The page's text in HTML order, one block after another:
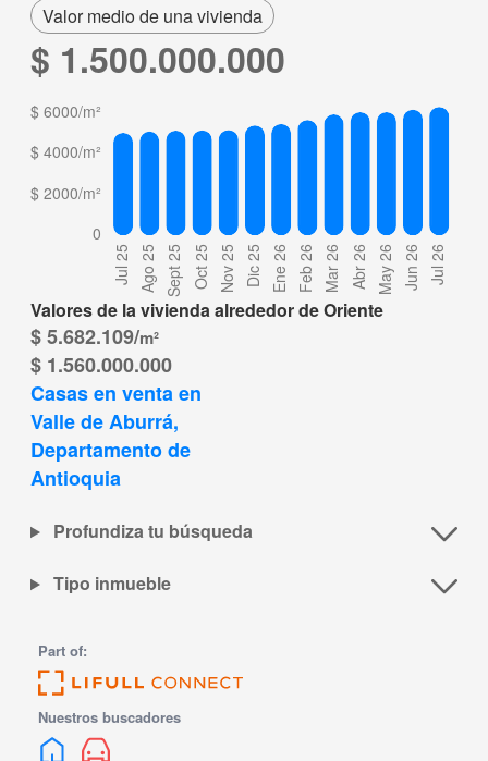
Valor medio de una vivienda
$ 1.500.000.000
Valores de la vivienda alrededor de Oriente
$ 1.560.000.000
$ 5.682.109/m²
Casas en venta en
Valle de Aburrá,
Departamento de
Antioquia
Profundiza tu búsqueda
Tipo inmueble
Part of:
Nuestros buscadores